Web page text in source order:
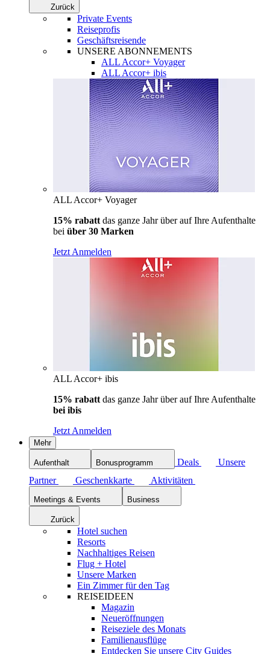
Zurück
Private Events
Reiseprofis
Geschäftsreisende
UNSERE ABONNEMENTS
ALL Accor+ Voyager
ALL Accor+ ibis
ALL Accor+ Voyager
15% rabatt das ganze Jahr über auf Ihre Aufenthalte
bei über 30 Marken
Jetzt Anmelden
ALL Accor+ ibis
15% rabatt das ganze Jahr über auf Ihre Aufenthalte
bei ibis
Jetzt Anmelden
Mehr
Aufenthalt Bonusprogramm Deals
Unsere
Partner
Geschenkkarte Aktivitäten
Meetings & Events Business
Zurück
Hotel suchen
Resorts
Nachhaltiges Reisen
Flug + Hotel
Unsere Marken
Ein Zimmer für den Tag
REISEIDEEN
Magazin
Neueröffnungen
Reiseziele des Monats
Familienausflüge
Entdecken Sie unsere City Guides